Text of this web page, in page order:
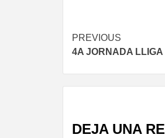
Continue
Reading
PREVIOUS
4A JORNADA
DEJA UNA